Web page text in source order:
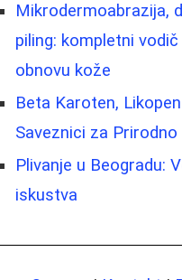
Mikrodermoabrazija,
piling: kompletni
obnovu kože
Beta Karoten,
Saveznici za Prirodno
Plivanje u Beogradu:
iskustva